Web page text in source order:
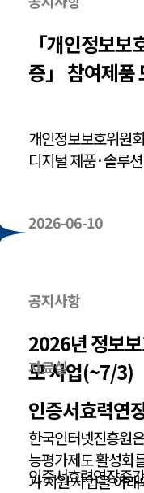
「개인정보
증」 참여제품
개인정보보호위원
디지털 제품·솔루
2026-06-10
공지사항
2026년 정보
모 사업(~7/3)
한국인터넷진흥원
능평가제도 활성화
가 지원 사업을 아
자료실
인증서효력연
인증서효력연장중